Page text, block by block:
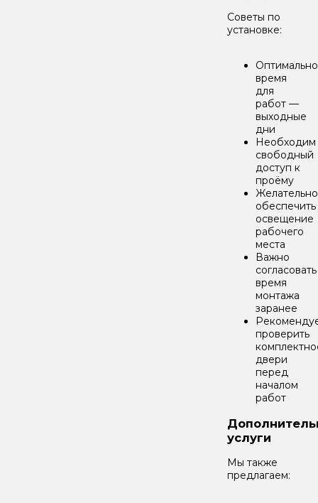
Советы по
установке:
время
для
работ —
выходные
дни
Необходим
свободный
доступ к
проёму
Желательно
обеспечить
освещение
рабочего
места
Важно
согласовать
время
монтажа
заранее
проверить
двери
перед
началом
работ
услуги
Мы также
предлагаем: